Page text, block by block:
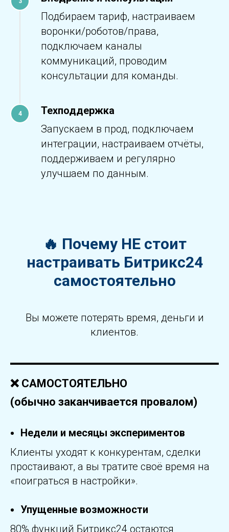
Подбираем тариф, настраиваем
воронки/роботов/права,
подключаем каналы
коммуникаций, проводим
консультации для команды.
Техподдержка
Запускаем в прод, подключаем
интеграции, настраиваем отчёты,
поддерживаем и регулярно
улучшаем по данным.
🔥 Почему НЕ стоит
настраивать Битрикс24
самостоятельно
Вы можете потерять время, деньги и
клиентов.
❌ САМОСТОЯТЕЛЬНО
(обычно заканчивается провалом)
Недели и месяцы экспериментов
Клиенты уходят к конкурентам, сделки
простаивают, а вы тратите своё время на
«поиграться в настройки».
Упущенные возможности
80% функций Битрикс24 остаются